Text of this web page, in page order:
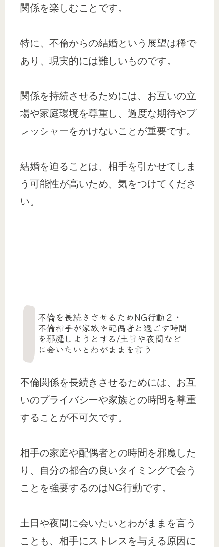
関係を楽しむことです。
特に、不倫からの結婚という展望は稀で
あり、現実的には難しいものです。
関係を持続させるためには、お互いの立
場や家庭環境を尊重し、過度な期待やプ
レッシャーをかけないことが重要です。
結婚を迫ることは、相手を引かせてしま
う可能性が高いため、気をつけてくださ
い。
不倫を長続きさせるためNG行動２・
不倫相手が家族や配偶者と過ごす時間
を邪魔しようとする/土日や夜間など
に会いたいとわがままを言う
不倫関係を長続きさせるためには、お互
いのプライバシーや家族との時間を尊重
することが不可欠です。
相手の家庭や配偶者との時間を邪魔した
り、自分の都合の良いタイミングで会う
ことを強要するのはNG行動です。
土日や夜間に会いたいとわがままを言う
ことも、相手にストレスを与える原因に